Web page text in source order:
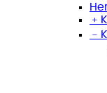
﹢
﹣